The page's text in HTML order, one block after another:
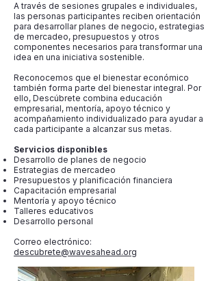
A través de sesiones grupales e individuales,
las personas participantes reciben orientación
para desarrollar planes de negocio, estrategias
de mercadeo, presupuestos y otros
componentes necesarios para transformar una
idea en una iniciativa sostenible.
Reconocemos que el bienestar económico
también forma parte del bienestar integral. Por
ello, Descúbrete combina educación
empresarial, mentoría, apoyo técnico y
acompañamiento individualizado para ayudar a
cada participante a alcanzar sus metas.
Servicios disponibles
Desarrollo de planes de negocio
Estrategias de mercadeo
Presupuestos y planificación financiera
Capacitación empresarial
Mentoría y apoyo técnico
Talleres educativos
Desarrollo personal
Correo electrónico:
descubrete@wavesahead.org